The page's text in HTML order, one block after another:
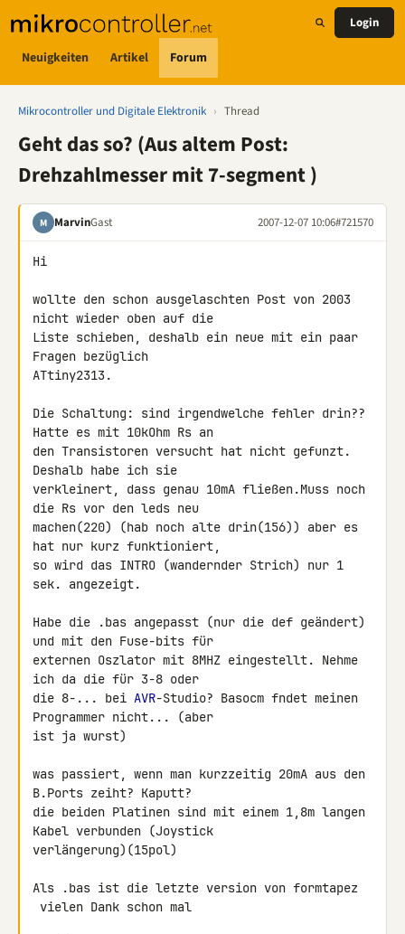
Neuigkeiten Artikel Forum
Login
Mikrocontroller und Digitale Elektronik › Thread
Geht das so? (Aus altem Post:
Drehzahlmesser mit 7-segment )
M MarvinGast 2007-12-07 10:06#721570
Hi
wollte den schon ausgelaschten Post von 2003
nicht wieder oben auf die
Liste schieben, deshalb ein neue mit ein paar
Fragen bezüglich
ATtiny2313.
Die Schaltung: sind irgendwelche fehler drin??
Hatte es mit 10kOhm Rs an
den Transistoren versucht hat nicht gefunzt.
Deshalb habe ich sie
verkleinert, dass genau 10mA fließen.Muss noch
die Rs vor den leds neu
machen(220) (hab noch alte drin(156)) aber es
hat nur kurz funktioniert,
so wird das INTRO (wandernder Strich) nur 1
sek. angezeigt.
Habe die .bas angepasst (nur die def geändert)
und mit den Fuse-bits für
externen Oszlator mit 8MHZ eingestellt. Nehme
ich da die für 3-8 oder
die 8-... bei AVR-Studio? Basocm fndet meinen
Programmer nicht... (aber
ist ja wurst)
was passiert, wenn man kurzzeitig 20mA aus den
B.Ports zeiht? Kaputt?
die beiden Platinen sind mit einem 1,8m langen
Kabel verbunden (Joystick
verlängerung)(15pol)
Als .bas ist die letzte version von formtapez